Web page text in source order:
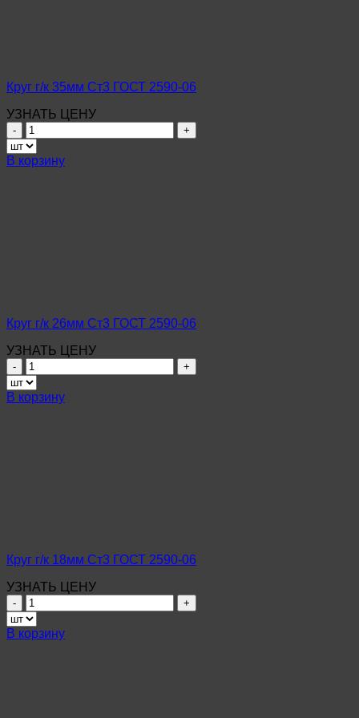
Круг г/к 35мм Ст3 ГОСТ 2590-06
УЗНАТЬ ЦЕНУ
Количество
товара
Круг
г/
В корзину
Круг г/к 26мм Ст3 ГОСТ 2590-06
УЗНАТЬ ЦЕНУ
Количество
товара
Круг
г/
В корзину
Круг г/к 18мм Ст3 ГОСТ 2590-06
УЗНАТЬ ЦЕНУ
Количество
товара
Круг
г/
В корзину